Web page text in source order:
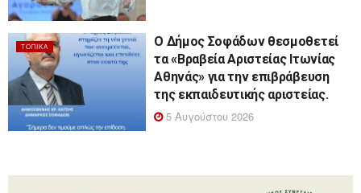
ΤΟΠΙΚΆ
Ο Δήμος Σοφάδων θεσμοθετεί
τα «Βραβεία Αριστείας Ιτωνίας
Αθηνάς» για την επιβράβευση
της εκπαιδευτικής αριστείας.
5 Αυγούστου 2026